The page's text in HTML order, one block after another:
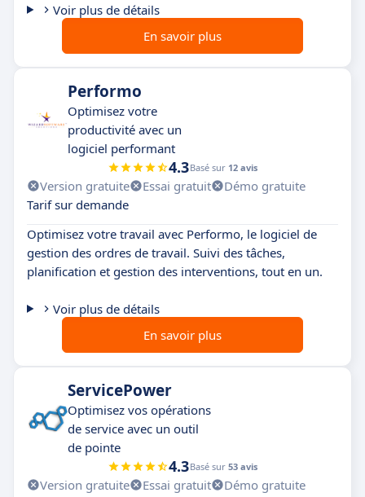
Voir plus de détails
En savoir plus
Performo
Optimisez votre
productivité avec un
logiciel performant
4.3Basé sur 12 avis
Version gratuite Essai gratuit
Démo gratuite
Tarif sur demande
Optimisez votre travail avec Performo, le logiciel de
gestion des ordres de travail. Suivi des tâches,
planification et gestion des interventions, tout en un.
Voir plus de détails
En savoir plus
ServicePower
Optimisez vos opérations
de service avec un outil
de pointe
4.3Basé sur 53 avis
Version gratuite Essai gratuit
Démo gratuite